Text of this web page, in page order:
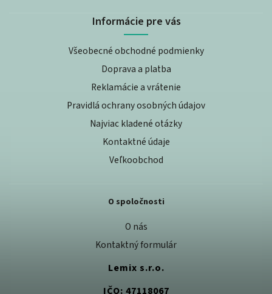
Informácie pre vás
Všeobecné obchodné podmienky
Doprava a platba
Reklamácie a vrátenie
Pravidlá ochrany osobných údajov
Najviac kladené otázky
Kontaktné údaje
Veľkoobchod
O spoločnosti
O nás
Kontaktný formulár
Lemix s.r.o.
IČO: 47118067